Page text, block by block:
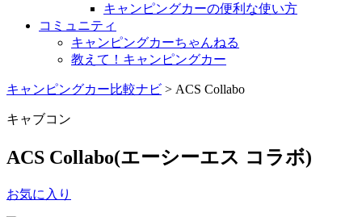
キャンピングカーの便利な使い方
コミュニティ
キャンピングカーちゃんねる
教えて！キャンピングカー
キャンピングカー比較ナビ > ACS Collabo
キャブコン
ACS Collabo(エーシーエス コラボ)
お気に入り